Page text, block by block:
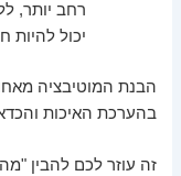
רחב יותר,
יכול להיות
הבנת המוטיבציה
בהערכת האיכות
זה עוזר לכם להבין